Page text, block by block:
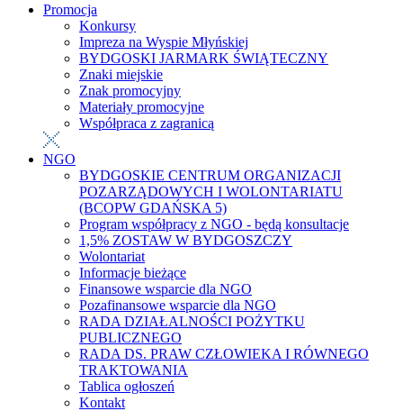
Promocja
Konkursy
Impreza na Wyspie Młyńskiej
BYDGOSKI JARMARK ŚWIĄTECZNY
Znaki miejskie
Znak promocyjny
Materiały promocyjne
Współpraca z zagranicą
NGO
BYDGOSKIE CENTRUM ORGANIZACJI
POZARZĄDOWYCH I WOLONTARIATU
(BCOPW GDAŃSKA 5)
Program współpracy z NGO - będą konsultacje
1,5% ZOSTAW W BYDGOSZCZY
Wolontariat
Informacje bieżące
Finansowe wsparcie dla NGO
Pozafinansowe wsparcie dla NGO
RADA DZIAŁALNOŚCI POŻYTKU
PUBLICZNEGO
RADA DS. PRAW CZŁOWIEKA I RÓWNEGO
TRAKTOWANIA
Tablica ogłoszeń
Kontakt